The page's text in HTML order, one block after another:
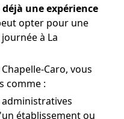
une expérience
opter pour une
à La
Caro, vous
comme :
établissement ou